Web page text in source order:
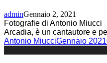
adminGennaio 2, 2021
Fotografie di Antonio
Arcadia, è un cantautore e
Antonio MiucciGennaio 2021